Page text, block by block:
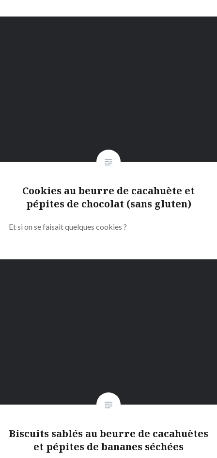
Cookies au beurre de cacahuète et
pépites de chocolat (sans gluten)
Et si on se faisait quelques cookies ?
Biscuits sablés au beurre de cacahuètes
et pépites de bananes séchées